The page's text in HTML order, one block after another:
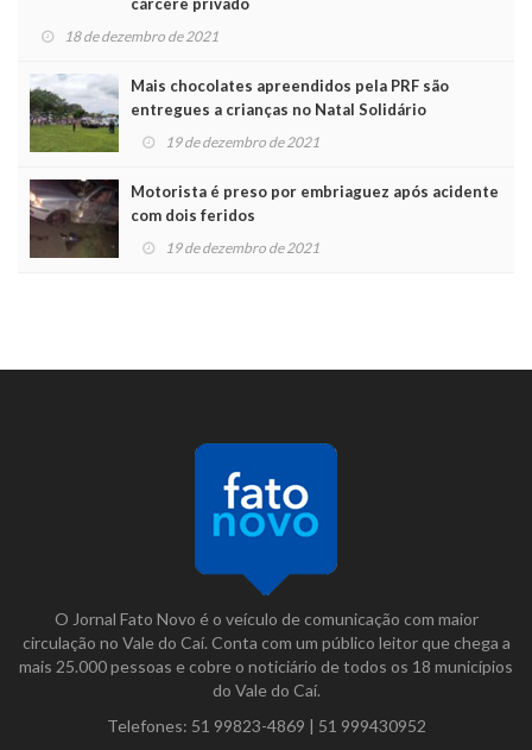
cárcere privado
18 de dezembro de 2021
Mais chocolates apreendidos pela PRF são
entregues a crianças no Natal Solidário
19 de dezembro de 2021
Motorista é preso por embriaguez após acidente
com dois feridos
19 de dezembro de 2021
O Jornal Fato Novo é o veículo de comunicação com maior
circulação no Vale do Caí. Conta com um público leitor que chega a
mais 25.000 pessoas e cobre o noticiário de todos os 18 municípios
do Vale do Caí.
Telefones: 51 99823-4869 | 51 999430952